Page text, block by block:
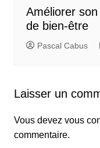
Améliorer
de bien-être
Pascal Cabus
Laisser un
Vous devez vous
commentaire.